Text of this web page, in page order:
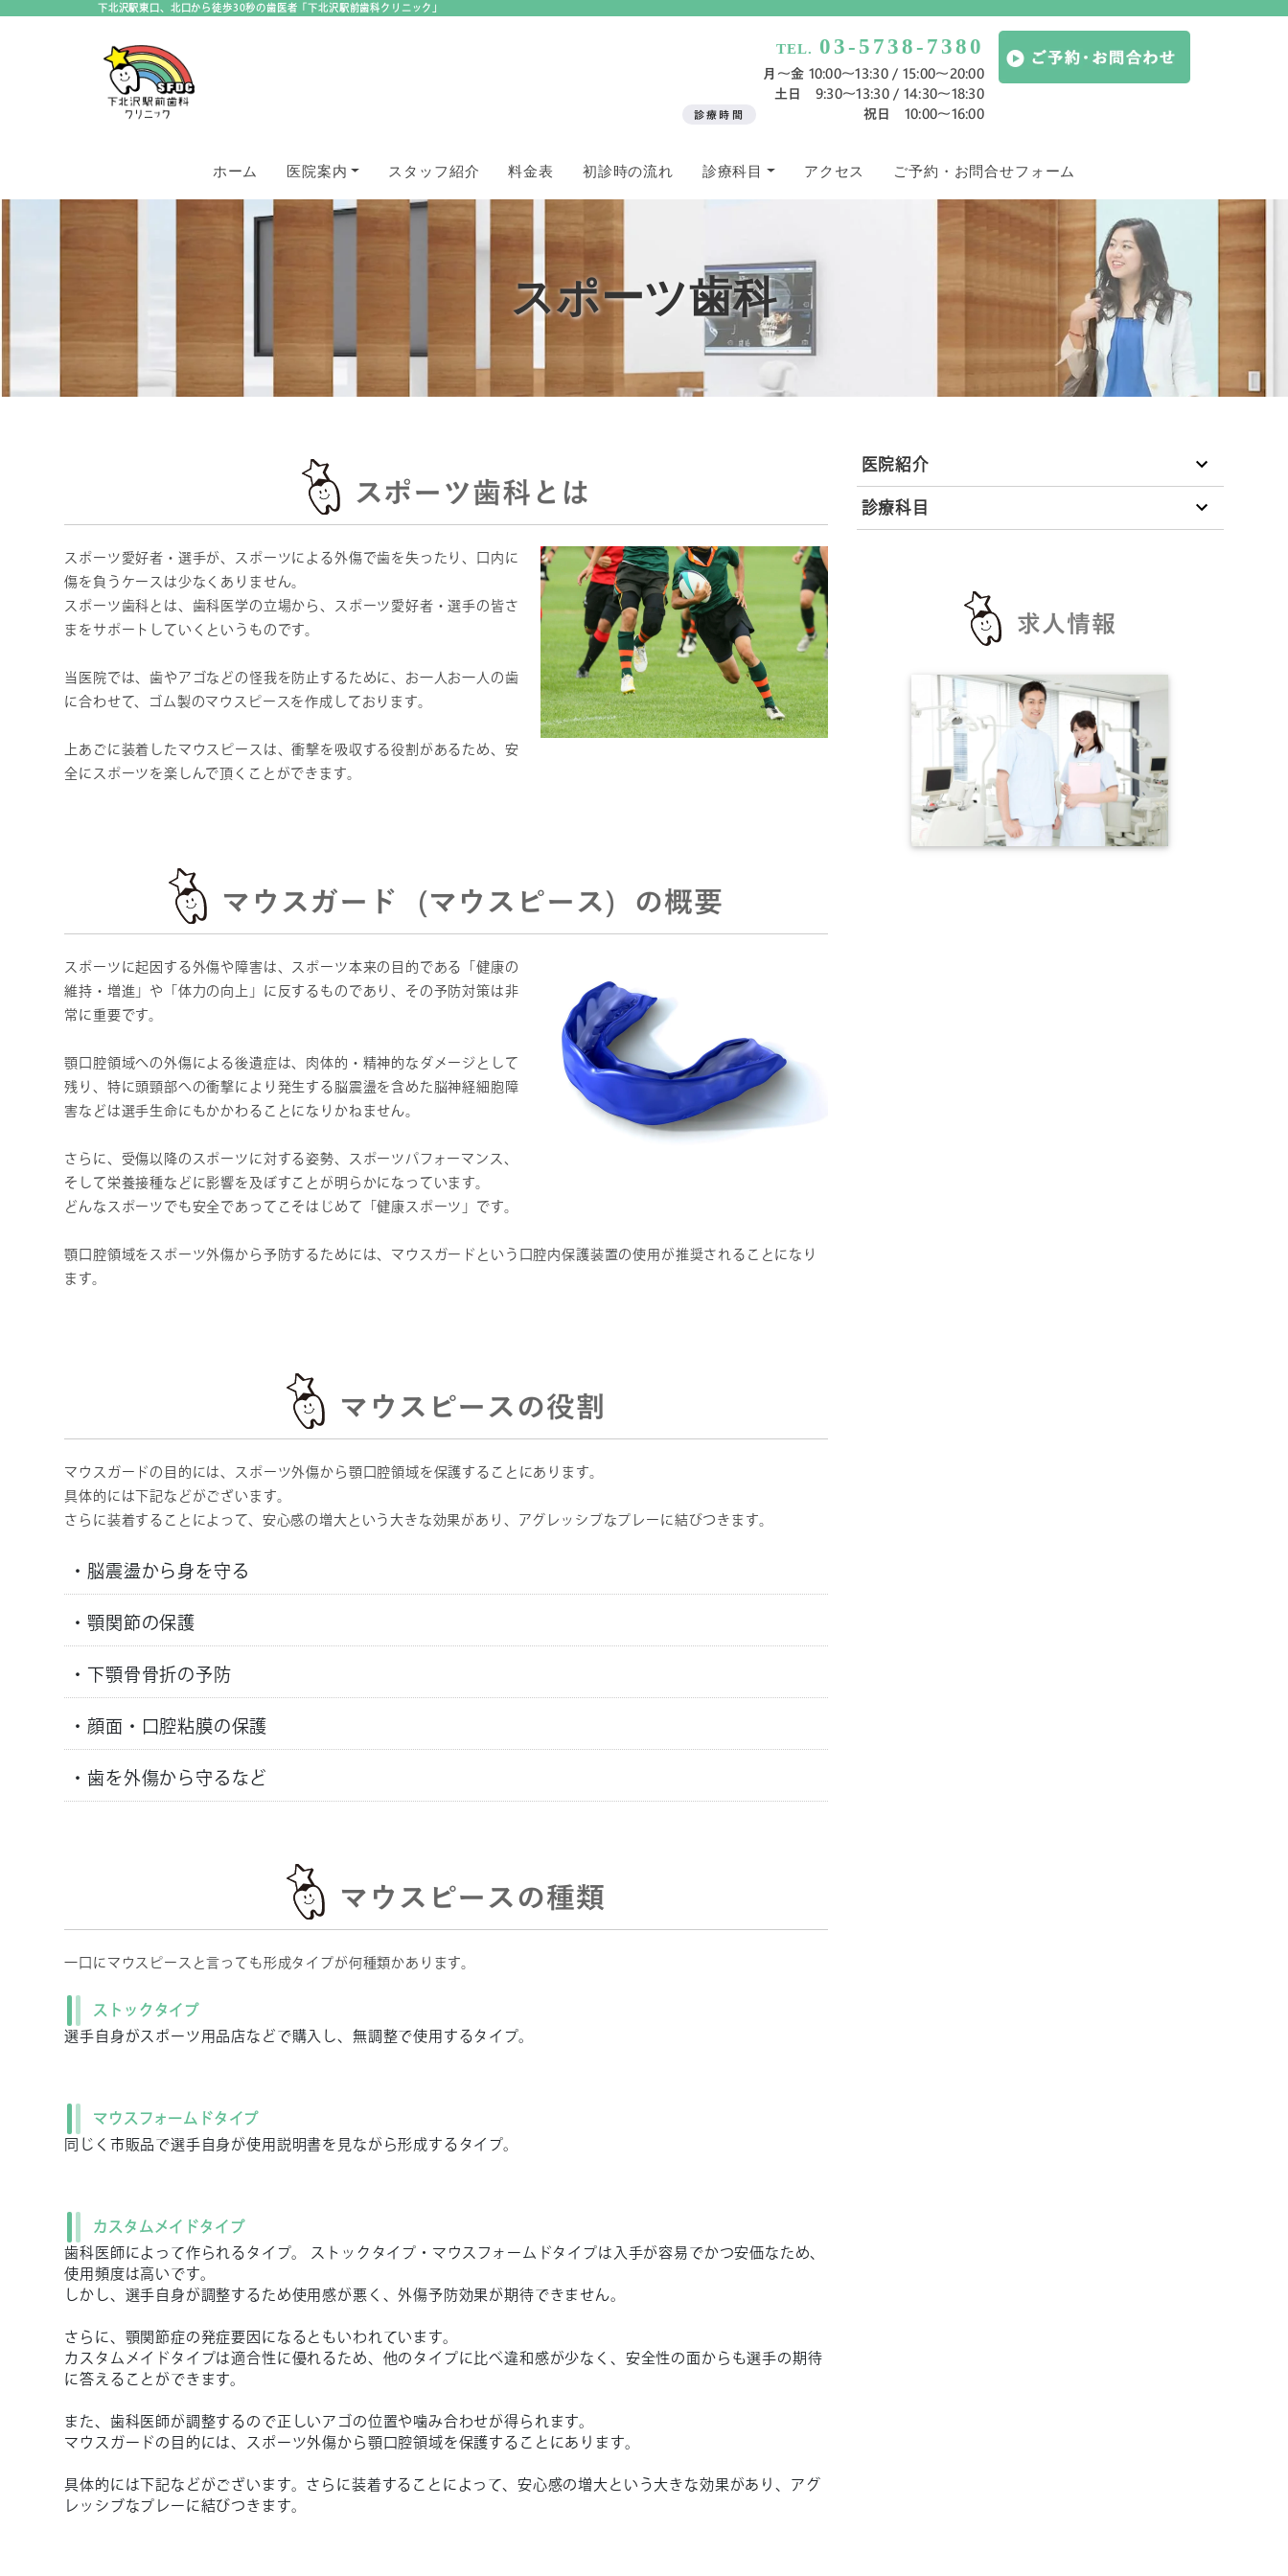
下北沢駅東口、北口から徒歩30秒の歯医者「下北沢駅前歯科クリニック」
TEL. 03-5738-7380
診療時間
月〜金 10:00～13:30 / 15:00～20:00
土日 9:30～13:30 / 14:30～18:30
祝日 10:00〜16:00
ホーム 医院案内 スタッフ紹介 料金表 初診時の流れ 診療科目 アクセス ご予約・お問合せフォーム
スポーツ歯科
スポーツ歯科とは
スポーツ愛好者・選手が、スポーツによる外傷で歯を失ったり、口内に
傷を負うケースは少なくありません。
スポーツ歯科とは、歯科医学の立場から、スポーツ愛好者・選手の皆さ
まをサポートしていくというものです。
当医院では、歯やアゴなどの怪我を防止するために、お一人お一人の歯
に合わせて、ゴム製のマウスピースを作成しております。
上あごに装着したマウスピースは、衝撃を吸収する役割があるため、安
全にスポーツを楽しんで頂くことができます。
マウスガード（マウスピース）の概要
スポーツに起因する外傷や障害は、スポーツ本来の目的である「健康の
維持・増進」や「体力の向上」に反するものであり、その予防対策は非
常に重要です。
顎口腔領域への外傷による後遺症は、肉体的・精神的なダメージとして
残り、特に頭頸部への衝撃により発生する脳震盪を含めた脳神経細胞障
害などは選手生命にもかかわることになりかねません。
さらに、受傷以降のスポーツに対する姿勢、スポーツパフォーマンス、
そして栄養接種などに影響を及ぼすことが明らかになっています。
どんなスポーツでも安全であってこそはじめて「健康スポーツ」です。
顎口腔領域をスポーツ外傷から予防するためには、マウスガードという口腔内保護装置の使用が推奨されることになり
ます。
マウスピースの役割
マウスガードの目的には、スポーツ外傷から顎口腔領域を保護することにあります。
具体的には下記などがございます。
さらに装着することによって、安心感の増大という大きな効果があり、アグレッシブなプレーに結びつきます。
・脳震盪から身を守る
・顎関節の保護
・下顎骨骨折の予防
・顔面・口腔粘膜の保護
・歯を外傷から守るなど
マウスピースの種類
一口にマウスピースと言っても形成タイプが何種類かあります。
ストックタイプ
選手自身がスポーツ用品店などで購入し、無調整で使用するタイプ。
マウスフォームドタイプ
同じく市販品で選手自身が使用説明書を見ながら形成するタイプ。
カスタムメイドタイプ
歯科医師によって作られるタイプ。 ストックタイプ・マウスフォームドタイプは入手が容易でかつ安価なため、
使用頻度は高いです。
しかし、選手自身が調整するため使用感が悪く、外傷予防効果が期待できません。
さらに、顎関節症の発症要因になるともいわれています。
カスタムメイドタイプは適合性に優れるため、他のタイプに比べ違和感が少なく、安全性の面からも選手の期待
に答えることができます。
また、歯科医師が調整するので正しいアゴの位置や噛み合わせが得られます。
マウスガードの目的には、スポーツ外傷から顎口腔領域を保護することにあります。
具体的には下記などがございます。さらに装着することによって、安心感の増大という大きな効果があり、アグ
レッシブなプレーに結びつきます。
医院紹介
診療科目
求人情報